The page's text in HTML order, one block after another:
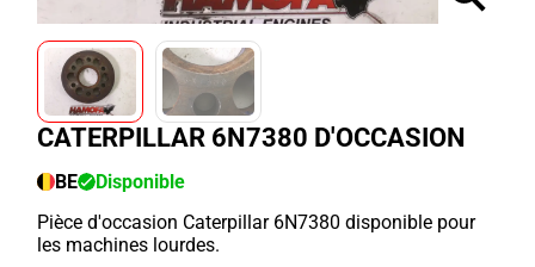
CATERPILLAR 6N7380 D'OCCASION
BE
Disponible
Pièce d'occasion Caterpillar 6N7380 disponible pour
les machines lourdes.